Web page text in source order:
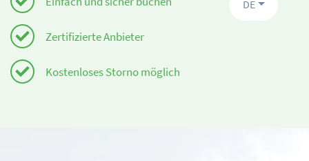
Zertifizierte Anbieter
Kostenloses Storno möglich
DE